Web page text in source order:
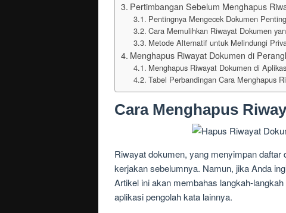
Pertimbangan Sebelum Menghapus
Pentingnya Mengecek Dokumen Penting
Cara Memulihkan Riwayat Dokumen
Metode Alternatif untuk Melindungi
Menghapus Riwayat Dokumen di
Menghapus Riwayat Dokumen di
Tabel Perbandingan Cara Menghapus
Cara Menghapus
Riwayat dokumen, yang menyimpan
kerjakan sebelumnya. Namun, jika Anda
Artikel ini akan membahas langkah-
aplikasi pengolah kata lainnya.